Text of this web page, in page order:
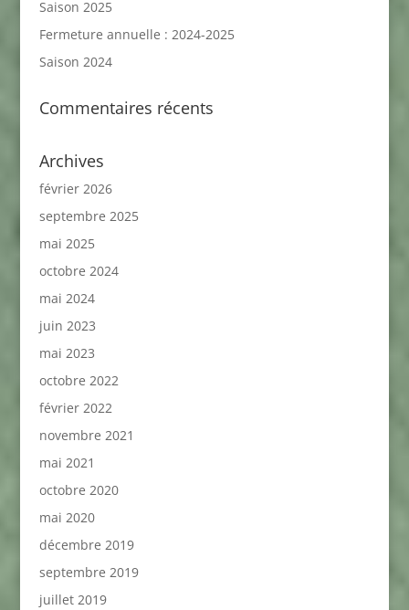
Saison 2025
Fermeture annuelle : 2024-2025
Saison 2024
Commentaires récents
Archives
février 2026
septembre 2025
mai 2025
octobre 2024
mai 2024
juin 2023
mai 2023
octobre 2022
février 2022
novembre 2021
mai 2021
octobre 2020
mai 2020
décembre 2019
septembre 2019
juillet 2019